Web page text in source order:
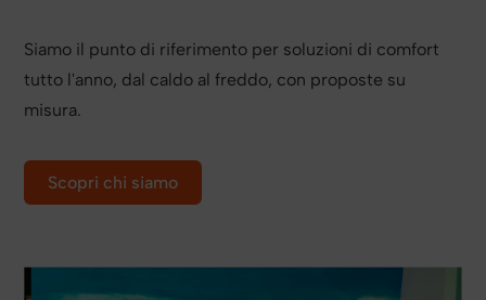
Siamo il punto di riferimento per soluzioni di comfort
tutto l'anno, dal caldo al freddo, con proposte su
misura.
Scopri chi siamo